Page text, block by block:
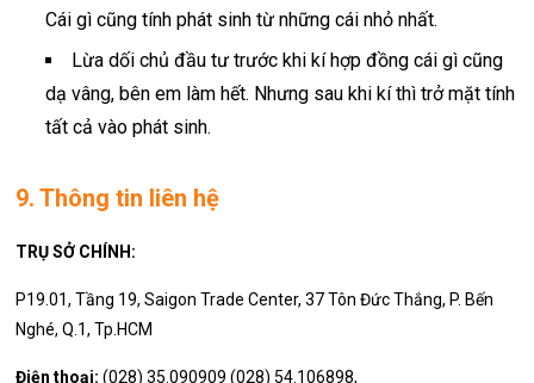
Cái gì cũng tính phát sinh từ những cái nhỏ nhất.
Lừa dối chủ đầu tư trước khi kí hợp đồng cái gì cũng
dạ vâng, bên em làm hết. Nhưng sau khi kí thì trở mặt tính
tất cả vào phát sinh.
9. Thông tin liên hệ
TRỤ SỞ CHÍNH:
P19.01, Tầng 19, Saigon Trade Center, 37 Tôn Đức Thắng, P. Bến
Nghé, Q.1, Tp.HCM
Điện thoại: (028) 35.090909 (028) 54.106898,